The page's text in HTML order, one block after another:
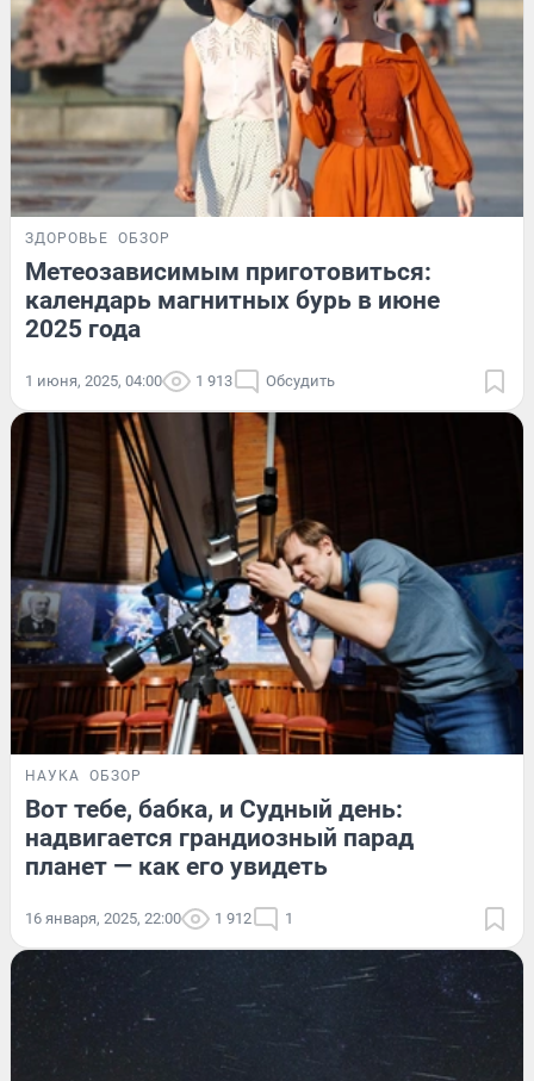
ЗДОРОВЬЕ ОБЗОР
Метеозависимым приготовиться:
календарь магнитных бурь в июне
2025 года
1 июня, 2025, 04:00 1 913 Обсудить
НАУКА ОБЗОР
Вот тебе, бабка, и Судный день:
надвигается грандиозный парад
планет — как его увидеть
16 января, 2025, 22:00 1 912 1